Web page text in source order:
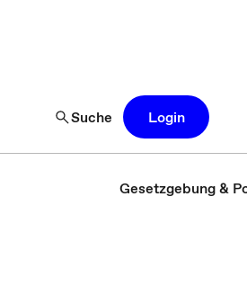
Suche Login
Gesetzgebung &